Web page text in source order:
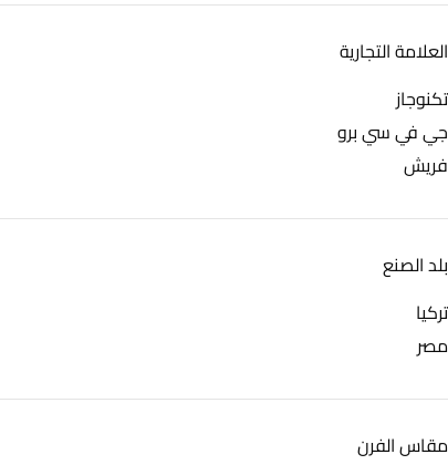
العلامة التجارية
تكنوجاز
جي في سي برو
فريش
بلد الصنع
تركيا
مصر
مقاس الفرن